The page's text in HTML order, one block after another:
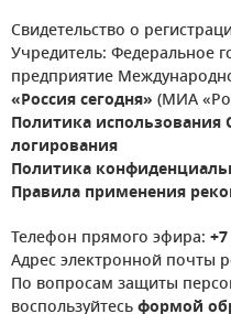
Свидетельство о
Учредитель: Федеральное
предприятие
«Россия сегодня» (МИА
Политика использования
логирования
Политика
Правила применения
Телефон прямого эфира:
Адрес электронной почты
По вопросам защиты
воспользуйтесьформой